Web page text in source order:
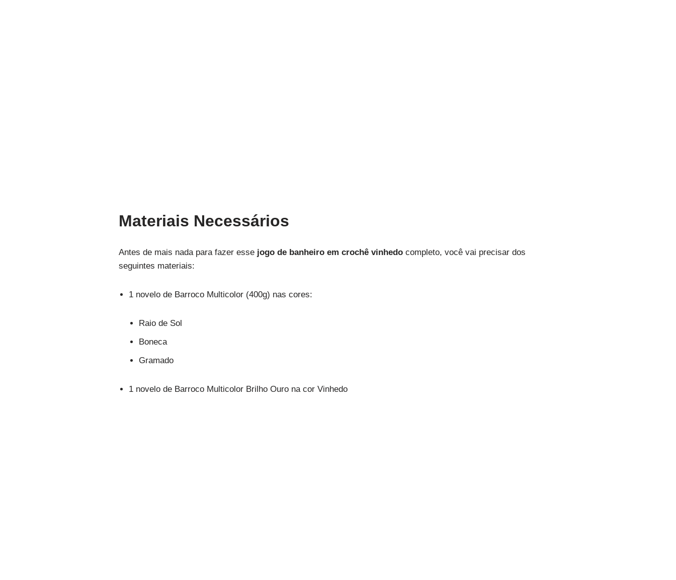
Materiais Necessários
Antes de mais nada para fazer esse jogo de banheiro em crochê vinhedocompleto, você vai precisar dos
seguintes materiais:
1 novelo de Barroco Multicolor (400g) nas cores:
Raio de Sol
Boneca
Gramado
1 novelo de Barroco Multicolor Brilho Ouro na cor Vinhedo